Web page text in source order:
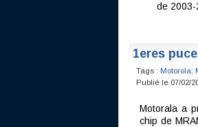
de
1eres
Tags : Motorola;
Publié le 07/02/
Motorala a
chip de